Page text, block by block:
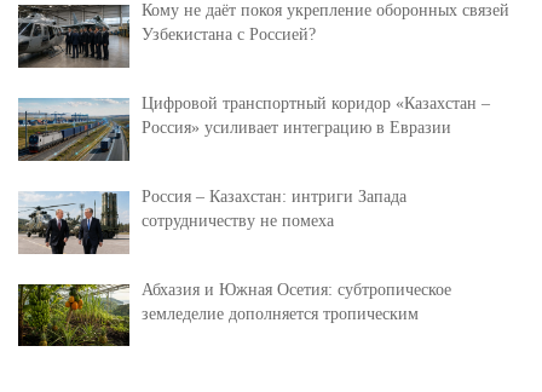
Кому не даёт покоя укрепление оборонных связей
Узбекистана с Россией?
Цифровой транспортный коридор «Казахстан –
Россия» усиливает интеграцию в Евразии
Россия – Казахстан: интриги Запада
сотрудничеству не помеха
Абхазия и Южная Осетия: субтропическое
земледелие дополняется тропическим